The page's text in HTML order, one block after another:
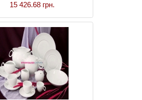
15 426.68 грн.